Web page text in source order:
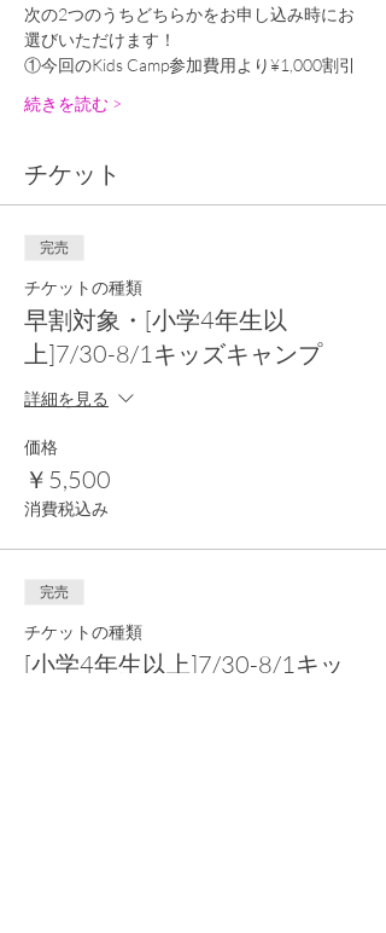
次の2つのうちどちらかをお申し込み時にお
選びいただけます！
①今回のKids Camp参加費用より¥1,000割引
続きを読む >
チケット
完売
チケットの種類
早割対象・[小学4年生以
上]7/30-8/1キッズキャンプ
詳細を見る
価格
￥5,500
消費税込み
完売
チケットの種類
[小学4年生以上]7/30-8/1キッ